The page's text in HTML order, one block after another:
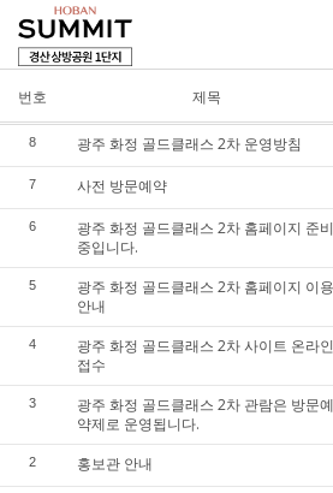
번호 제목
8 광주 화정 골드클래스 2차 운영방침
7 사전 방문예약
6
광주 화정 골드클래스 2차 홈페이지 준비
중입니다.
5
광주 화정 골드클래스 2차 홈페이지 이용
안내
4
광주 화정 골드클래스 2차 사이트 온라인
접수
3
광주 화정 골드클래스 2차 관람은 방문예
약제로 운영됩니다.
2 홍보관 안내